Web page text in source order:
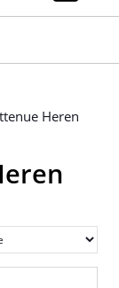
Heren